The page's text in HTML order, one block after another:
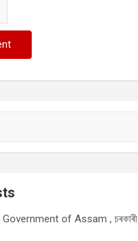
of Assam , চৰকাৰী